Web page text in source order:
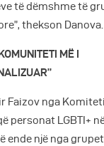
të dëmshme të
thekson Danova.
MË I
Faizov nga
personat LGBTI+
ende një nga